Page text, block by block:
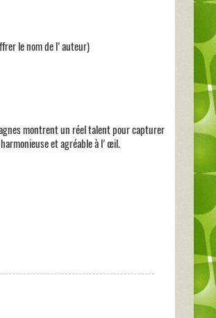
le nom de l'auteur)
montrent un réel talent pour capturer
et agréable à l'œil.